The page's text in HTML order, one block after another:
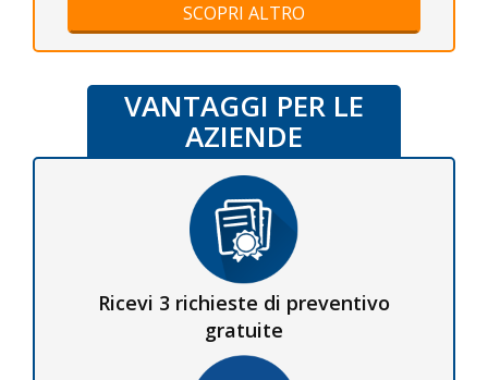
SCOPRI ALTRO
VANTAGGI PER LE
AZIENDE
Ricevi 3 richieste di preventivo
gratuite